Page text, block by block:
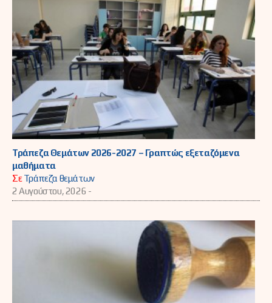
Τράπεζα Θεμάτων 2026-2027 – Γραπτώς εξεταζόμενα
μαθήματα
ΣεΤράπεζα θεμάτων
2 Αυγούστου, 2026 -